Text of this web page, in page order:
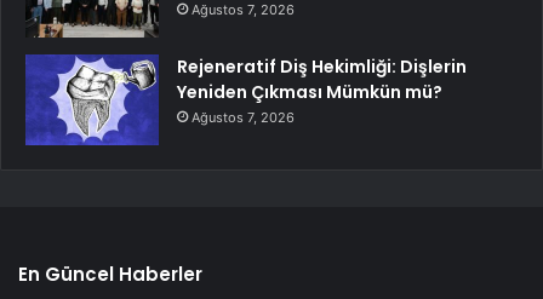
Ağustos 7, 2026
Rejeneratif Diş Hekimliği: Dişlerin
Yeniden Çıkması Mümkün mü?
Ağustos 7, 2026
En Güncel Haberler